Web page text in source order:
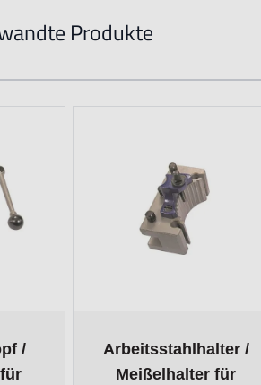
Produkte
/
the options chosen on the product page
Arbeitsstahlhalter /
Meißelhalter für
The price depends on the